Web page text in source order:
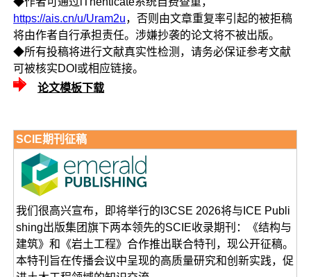
https://ais.cn/u/Uram2u，否则由文章重复率引起的被拒稿
将由作者自行承担责任。涉嫌抄袭的论文将不被出版。
◆所有投稿将进行文献真实性检测，请务必保证参考文献
可被核实DOI或相应链接。
论文模板下载
SCIE期刊征稿
我们很高兴宣布，即将举行的I3CSE 2026将与ICE Publi
shing出版集团旗下两本领先的SCIE收录期刊：《结构与
建筑》和《岩土工程》合作推出联合特刊，现公开征稿。
本特刊旨在传播会议中呈现的高质量研究和创新实践，促